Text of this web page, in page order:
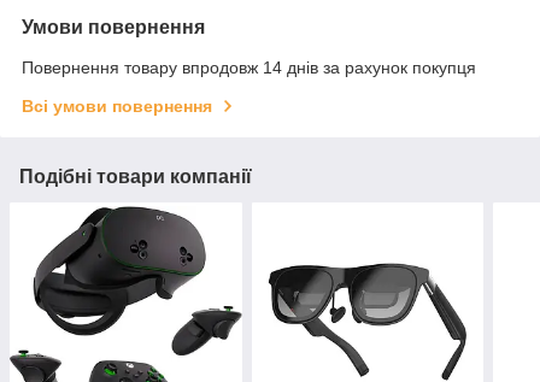
Умови повернення
Повернення товару впродовж 14 днів за рахунок покупця
Всі умови повернення
Подібні товари компанії